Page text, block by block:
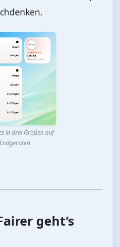
in drei Größen auf
geht’s